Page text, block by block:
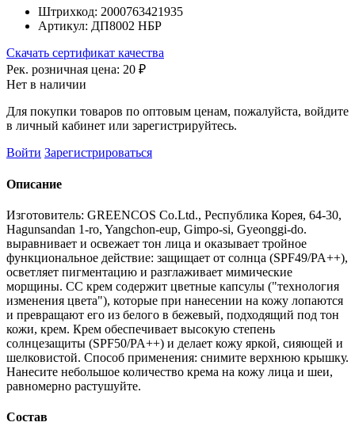
Штрихкод: 2000763421935
Артикул: ДП8002 НБР
Скачать сертификат качества
Рек. розничная цена: 20 ₽
Нет в наличии
Для покупки товаров по оптовым ценам, пожалуйста, войдите
в личный кабинет или зарегистрируйтесь.
Войти Зарегистрироваться
Описание
Изготовитель: GREENCOS Co.Ltd., Республика Корея, 64-30,
Hagunsandan 1-ro, Yangchon-eup, Gimpo-si, Gyeonggi-do.
выравнивает и освежает тон лица и оказывает тройное
функциональное действие: защищает от солнца (SPF49/PA++),
осветляет пигментацию и разглаживает мимические
морщины. СС крем содержит цветные капсулы ("технология
изменения цвета"), которые при нанесении на кожу лопаются
и превращают его из белого в бежевый, подходящий под тон
кожи, крем. Крем обеспечивает высокую степень
солнцезащиты (SPF50/PA++) и делает кожу яркой, сияющей и
шелковистой. Способ применения: снимите верхнюю крышку.
Нанесите небольшое количество крема на кожу лица и шеи,
равномерно растушуйте.
Состав